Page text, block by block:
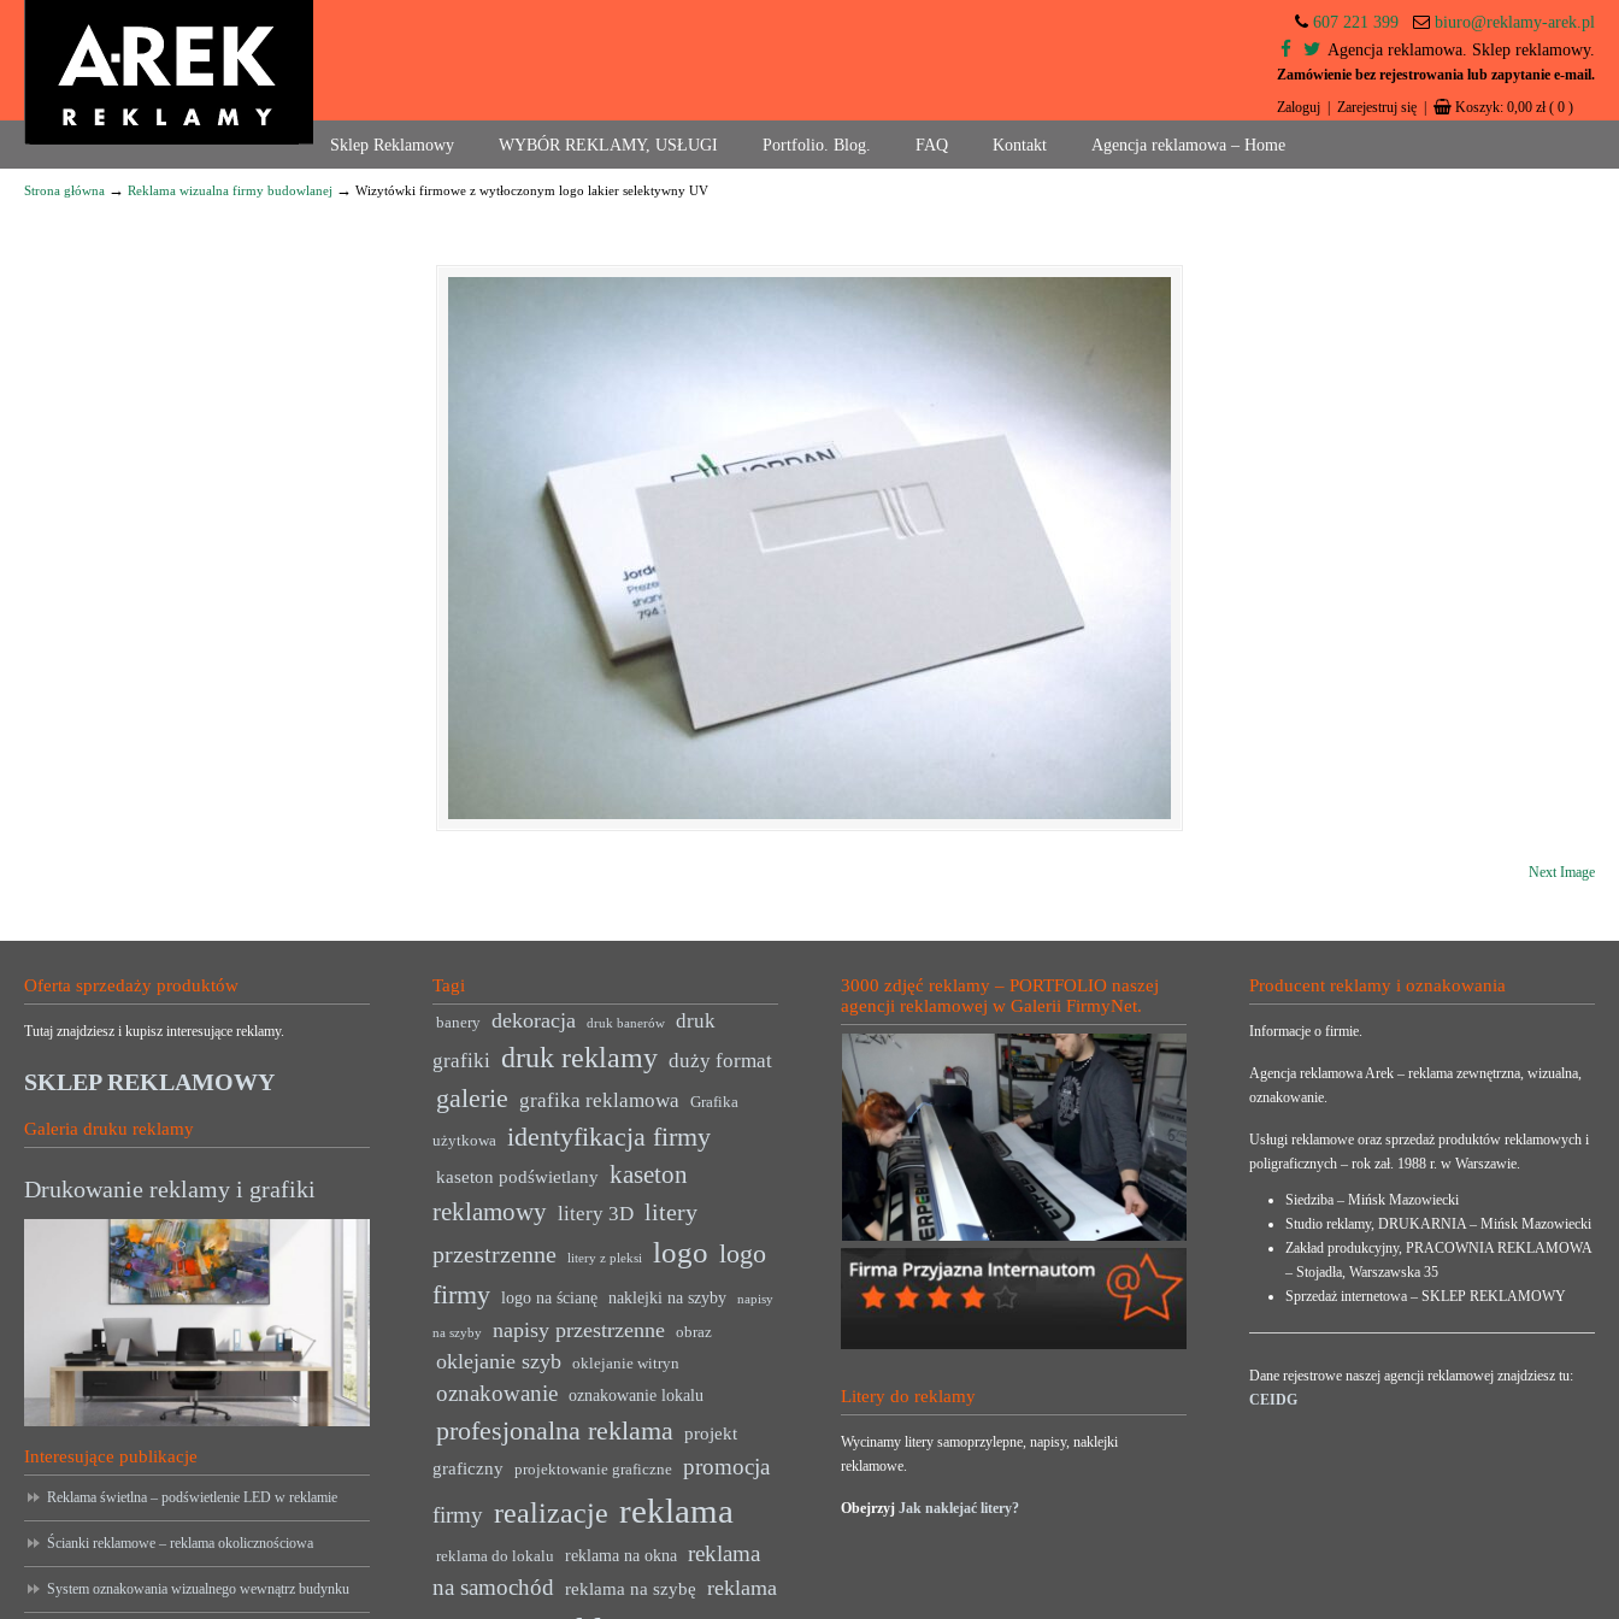
Agencja reklamowa. Reklama – usługi, druk
607 221 399
biuro@reklamy-arek.pl
Agencja reklamowa. Sklep reklamowy.
Zamówienie bez rejestrowania lub zapytanie e-mail.
Zaloguj Zarejestruj się Koszyk: 0,00 zł ( 0 )
Sklep Reklamowy WYBÓR REKLAMY, USŁUGI Portfolio. Blog. FAQ Kontakt Agencja reklamowa – Home
Navigation
Strona główna → Reklama wizualna firmy budowlanej → Wizytówki firmowe z wytłoczonym logo lakier selektywny UV
Next Image
Oferta sprzedaży produktów
Tutaj znajdziesz i kupisz interesujące reklamy.
SKLEP REKLAMOWY
Galeria druku reklamy
Drukowanie reklamy i grafiki
Interesujące publikacje
Reklama świetlna – podświetlenie LED w reklamie
Ścianki reklamowe – reklama okolicznościowa
System oznakowania wizualnego wewnątrz budynku
Tagi
banery dekoracja druk banerów
druk
grafiki druk reklamy duży format
galerie grafika reklamowa Grafika
użytkowa identyfikacja firmy
kaseton podświetlany kaseton
reklamowy litery 3D litery
przestrzenne
litery z pleksi logo logo
firmy
logo na ścianę naklejki na szyby napisy
na szyby napisy przestrzenne obraz
oklejanie szyb oklejanie witryn
oznakowanie oznakowanie lokalu
profesjonalna reklama projekt
graficzny
projektowanie graficzne
promocja
firmy realizacje reklama
reklama do lokalu reklama na okna
reklama
na samochód reklama na szybę reklama
3000 zdjęć reklamy – PORTFOLIO naszej
agencji reklamowej w Galerii FirmyNet.
Litery do reklamy
Wycinamy litery samoprzylepne, napisy, naklejki
reklamowe.
ObejrzyjJak naklejać litery?
Producent reklamy i oznakowania
Informacje o firmie.
Agencja reklamowa Arek – reklama zewnętrzna, wizualna,
oznakowanie.
Usługi reklamowe oraz sprzedaż produktów reklamowych i
poligraficznych – rok zał. 1988 r. w Warszawie.
Siedziba – Mińsk Mazowiecki
Studio reklamy, DRUKARNIA – Mińsk Mazowiecki
Zakład produkcyjny, PRACOWNIA REKLAMOWA
– Stojadła, Warszawska 35
Sprzedaż internetowa – SKLEP REKLAMOWY
Dane rejestrowe naszej agencji reklamowej znajdziesz tu:
CEIDG